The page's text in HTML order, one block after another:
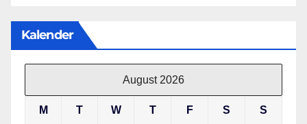
Kalender
August 2026
M T W T F S S